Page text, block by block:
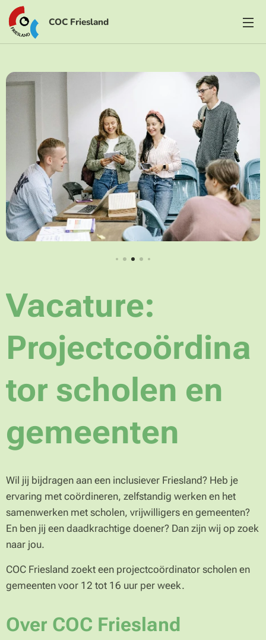
COC Friesland
Vacature:
Projectcoördina
tor scholen en
gemeenten
Wil jij bijdragen aan een inclusiever Friesland? Heb je
ervaring met coördineren, zelfstandig werken en het
samenwerken met scholen, vrijwilligers en gemeenten?
En ben jij een daadkrachtige doener? Dan zijn wij op zoek
naar jou.
COC Friesland zoekt een projectcoördinator scholen en
gemeenten voor 12 tot 16 uur per week.
Over COC Friesland